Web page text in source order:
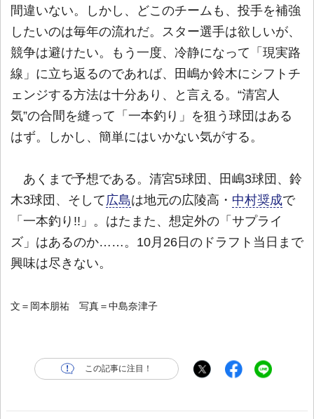
間違いない。しかし、どこのチームも、投手を補強
したいのは毎年の流れだ。スター選手は欲しいが、
競争は避けたい。もう一度、冷静になって「現実路
線」に立ち返るのであれば、田嶋か鈴木にシフトチ
ェンジする方法は十分あり、と言える。“清宮人
気”の合間を縫って「一本釣り」を狙う球団はある
はず。しかし、簡単にはいかない気がする。
あくまで予想である。清宮5球団、田嶋3球団、鈴
木3球団、そして広島は地元の広陵高・ 中村奨成で
「一本釣り!!」。はたまた、想定外の「サプライ
ズ」はあるのか……。10月26日のドラフト当日まで
興味は尽きない。
文＝岡本朋祐 写真＝中島奈津子
この記事に注目！